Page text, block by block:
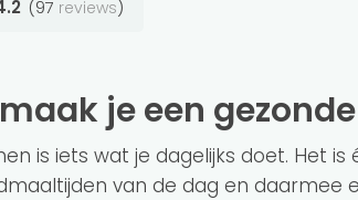
(97 reviews)
maak je een
is iets wat je dagelijks doet. Het is
van de dag en daarmee